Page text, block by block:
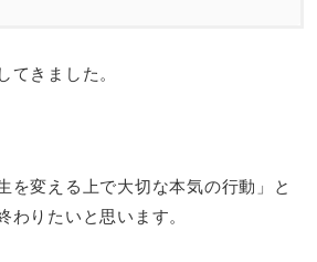
てきました。
を変える上で大切な本気の行動」と
わりたいと思います。